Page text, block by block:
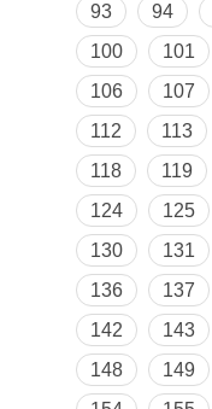
93
94
100
101
106
107
112
113
118
119
124
125
130
131
136
137
142
143
148
149